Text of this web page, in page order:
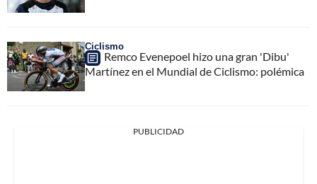
Ciclismo
Remco Evenepoel hizo una gran 'Dibu'
Martínez en el Mundial de Ciclismo: polémica
PUBLICIDAD